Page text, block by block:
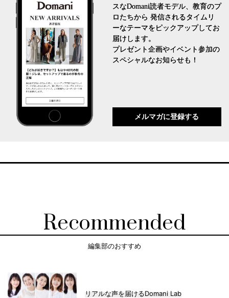
スなDomani読者モデル、教育のプ
ロたちから 発信されるタイムリ
ーなテーマをピックアップしてお
届けします。
プレゼント企画やイベント参加の
スペシャルなお知らせも！
メルマガに登録する
Recommended
編集部のおすすめ
リアルな声を届けるDomani Lab